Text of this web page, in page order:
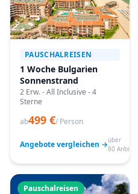
PAUSCHALREISEN
1 Woche Bulgarien
Sonnenstrand
2 Erw. - All Inclusive - 4
Sterne
ab499 €/ Person
Angebote vergleichen →über
80 Anbieter
Pauschalreisen